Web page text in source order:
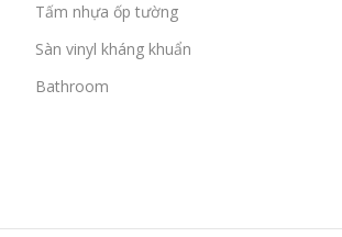
Tấm nhựa ốp tường
Sàn vinyl kháng khuẩn
Bathroom